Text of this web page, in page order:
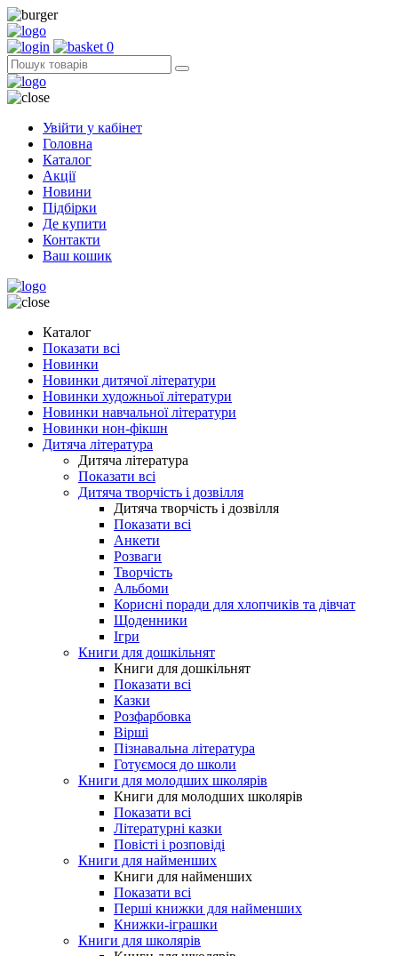
0
Увійти у кабінет
Головна
Каталог
Акції
Новини
Підбірки
Де купити
Контакти
Ваш кошик
Каталог
Показати всі
Новинки
Новинки дитячої літератури
Новинки художньої літератури
Новинки навчальної літератури
Новинки нон-фікшн
Дитяча література
Дитяча література
Показати всі
Дитяча творчість і дозвілля
Дитяча творчість і дозвілля
Показати всі
Анкети
Розваги
Творчість
Альбоми
Корисні поради для хлопчиків та дівчат
Щоденники
Ігри
Книги для дошкільнят
Книги для дошкільнят
Показати всі
Казки
Розфарбовка
Вірші
Пізнавальна література
Готуємося до школи
Книги для молодших школярів
Книги для молодших школярів
Показати всі
Літературні казки
Повісті і розповіді
Книги для найменших
Книги для найменших
Показати всі
Перші книжки для найменших
Книжки-іграшки
Книги для школярів